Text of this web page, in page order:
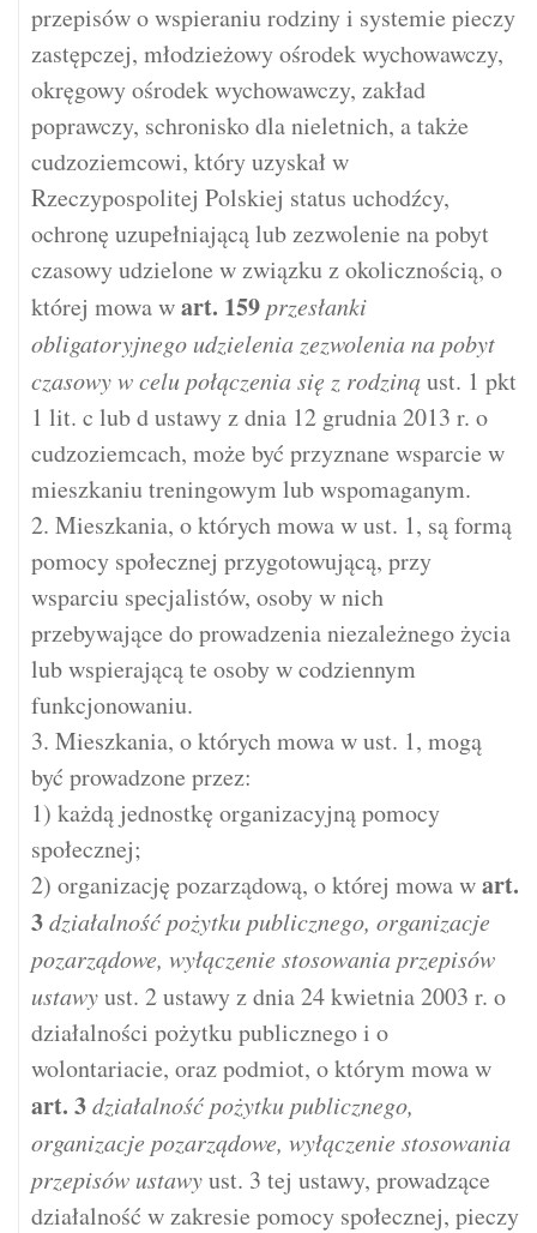
przepisów o wspieraniu rodziny i systemie pieczy
zastępczej, młodzieżowy ośrodek wychowawczy,
okręgowy ośrodek wychowawczy, zakład
poprawczy, schronisko dla nieletnich, a także
cudzoziemcowi, który uzyskał w
Rzeczypospolitej Polskiej status uchodźcy,
ochronę uzupełniającą lub zezwolenie na pobyt
czasowy udzielone w związku z okolicznością, o
której mowa wart. 159 przesłanki
obligatoryjnego udzielenia zezwolenia na pobyt
czasowy w celu połączenia się z rodzinąust. 1 pkt
1 lit. c lub d ustawy z dnia 12 grudnia 2013 r. o
cudzoziemcach, może być przyznane wsparcie w
mieszkaniu treningowym lub wspomaganym.
2. Mieszkania, o których mowa w ust. 1, są formą
pomocy społecznej przygotowującą, przy
wsparciu specjalistów, osoby w nich
przebywające do prowadzenia niezależnego życia
lub wspierającą te osoby w codziennym
funkcjonowaniu.
3. Mieszkania, o których mowa w ust. 1, mogą
być prowadzone przez:
1) każdą jednostkę organizacyjną pomocy
społecznej;
2) organizację pozarządową, o której mowa wart.
3działalność pożytku publicznego, organizacje
pozarządowe, wyłączenie stosowania przepisów
ustawyust. 2 ustawy z dnia 24 kwietnia 2003 r. o
działalności pożytku publicznego i o
wolontariacie, oraz podmiot, o którym mowa w
art. 3działalność pożytku publicznego,
organizacje pozarządowe, wyłączenie stosowania
przepisów ustawyust. 3 tej ustawy, prowadzące
działalność w zakresie pomocy społecznej, pieczy